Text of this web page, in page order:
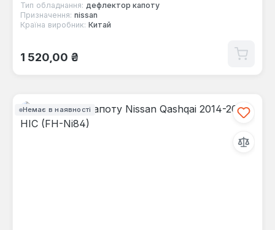
Тип обладнання: дефлектор капоту
Призначення: nissan
Країна виробник: Китай
Звичайна ціна:
1 520,00 ₴
Немає в наявності